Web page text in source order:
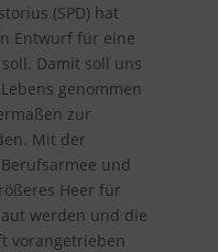
(SPD) hat
Entwurf für eine
Damit soll uns
genommen
zur
Mit der
und
Heer für
werden und die
vorangetrieben